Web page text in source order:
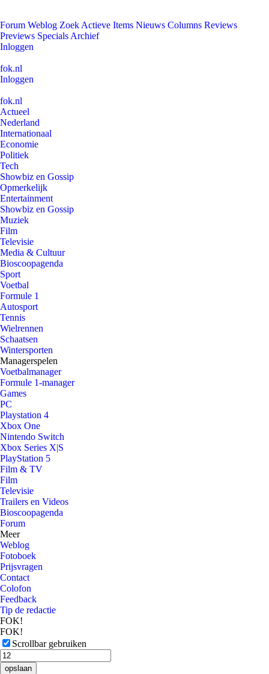
Forum Weblog Zoek Actieve Items Nieuws Columns Reviews
Previews Specials Archief
Inloggen
fok.nl
Inloggen
fok.nl
Actueel
Nederland
Internationaal
Economie
Politiek
Tech
Showbiz en Gossip
Opmerkelijk
Entertainment
Showbiz en Gossip
Muziek
Film
Televisie
Media & Cultuur
Bioscoopagenda
Sport
Voetbal
Formule 1
Autosport
Tennis
Wielrennen
Schaatsen
Wintersporten
Managerspelen
Voetbalmanager
Formule 1-manager
Games
PC
Playstation 4
Xbox One
Nintendo Switch
Xbox Series X|S
PlayStation 5
Film & TV
Film
Televisie
Trailers en Videos
Bioscoopagenda
Forum
Meer
Weblog
Fotoboek
Prijsvragen
Contact
Colofon
Feedback
Tip de redactie
FOK!
FOK!
Scrollbar gebruiken
opslaan